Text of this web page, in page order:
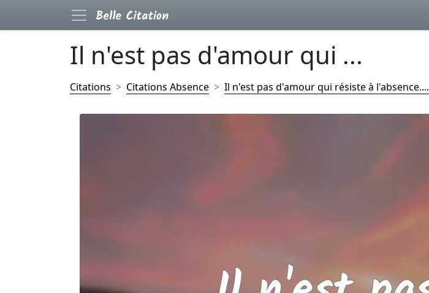
Il n'est pas d'amour qui ...
Citations Citations Absence Il n'est pas d'amour qui résiste à l'absence....